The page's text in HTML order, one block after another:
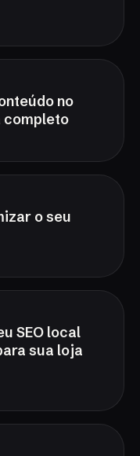
no
completo
o seu
SEO local
sua loja